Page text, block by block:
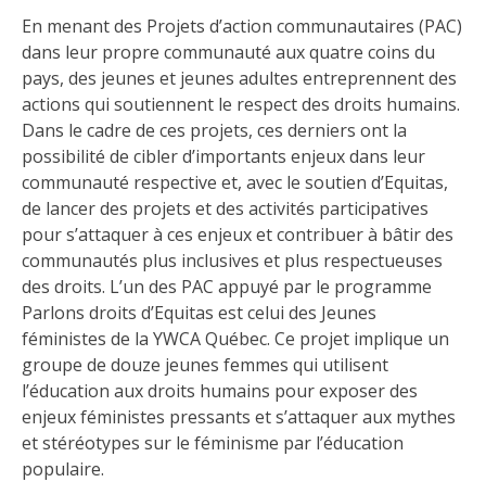
En menant des Projets d’action communautaires (PAC)
dans leur propre communauté aux quatre coins du
pays, des jeunes et jeunes adultes entreprennent des
actions qui soutiennent le respect des droits humains.
Dans le cadre de ces projets, ces derniers ont la
possibilité de cibler d’importants enjeux dans leur
communauté respective et, avec le soutien d’Equitas,
de lancer des projets et des activités participatives
pour s’attaquer à ces enjeux et contribuer à bâtir des
communautés plus inclusives et plus respectueuses
des droits. L’un des PAC appuyé par le programme
Parlons droits d’Equitas est celui des Jeunes
féministes de la YWCA Québec. Ce projet implique un
groupe de douze jeunes femmes qui utilisent
l’éducation aux droits humains pour exposer des
enjeux féministes pressants et s’attaquer aux mythes
et stéréotypes sur le féminisme par l’éducation
populaire.